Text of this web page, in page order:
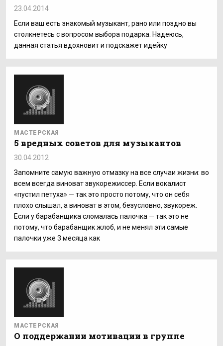
23.04.2014
Если ваш есть знакомый музыкант, рано или поздно вы
столкнетесь с вопросом выбора подарка. Надеюсь,
данная статья вдохновит и подскажет идейку
МАСТЕРСКАЯ
5 вредных советов для музыкантов
30.04.2012
Запомните самую важную отмазку на все случаи жизни: во
всем всегда виноват звукорежиссер. Если вокалист
«пустил петуха» — так это просто потому, что он себя
плохо слышал, а виноват в этом, безусловно, звукореж.
Если у барабанщика сломалась палочка — так это не
потому, что барабанщик жлоб, и не менял эти самые
палочки уже 3 месяца как
МАСТЕРСКАЯ
О поддержании мотивации в группе